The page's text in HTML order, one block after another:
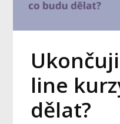
line
dělat?